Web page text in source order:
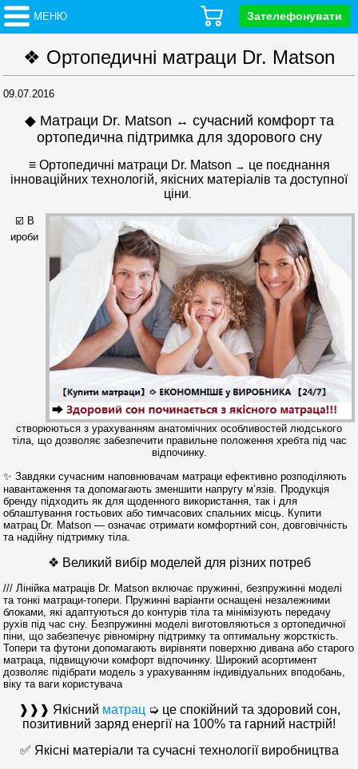
МЕНЮ Зателефонувати
❖ Ортопедичні матраци Dr. Matson
09.07.2016
◆ Матраци Dr. Matson ↔ сучасний комфорт та
ортопедична підтримка для здорового сну
≡ Ортопедичні матраци Dr. Matson → це поєднання
інноваційних технологій, якісних матеріалів та доступної
ціни.
☑️ В
ироби
створюються з урахуванням анатомічних особливостей людського
тіла, що дозволяє забезпечити правильне положення хребта під час
відпочинку.
✨ Завдяки сучасним наповнювачам матраци ефективно розподіляють
навантаження та допомагають зменшити напругу м’язів. Продукція
бренду підходить як для щоденного використання, так і для
облаштування гостьових або тимчасових спальних місць. Купити
матрац Dr. Matson — означає отримати комфортний сон, довговічність
та надійну підтримку тіла.
❖ Великий вибір моделей для різних потреб
/// Лінійка матраців Dr. Matson включає пружинні, безпружинні моделі
та тонкі матраци-топери. Пружинні варіанти оснащені незалежними
блоками, які адаптуються до контурів тіла та мінімізують передачу
рухів під час сну. Безпружинні моделі виготовляються з ортопедичної
піни, що забезпечує рівномірну підтримку та оптимальну жорсткість.
Топери та футони допомагають вирівняти поверхню дивана або старого
матраца, підвищуючи комфорт відпочинку. Широкий асортимент
дозволяє підібрати модель з урахуванням індивідуальних вподобань,
віку та ваги користувача
❱❱❱ Якісний матрац ➭ це спокійний та здоровий сон,
позитивний заряд енергії на 100% та гарний настрій!
✅ Якісні матеріали та сучасні технології виробництва